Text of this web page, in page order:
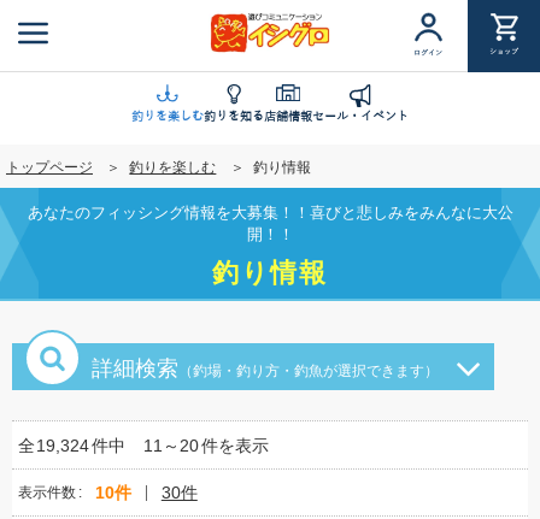
ン
に
移
動
ログイン ショップ
釣りを楽しむ釣りを知る店舗情報セール・イベント
トップページ 釣りを楽しむ 釣り情報
あなたのフィッシング情報を大募集！！喜びと悲しみをみんなに大公
開！！
釣り情報
詳細検索 （釣場・釣り方・釣魚が選択できます）
全19,324件中 11～20件を表示
表示件数 10件 30件